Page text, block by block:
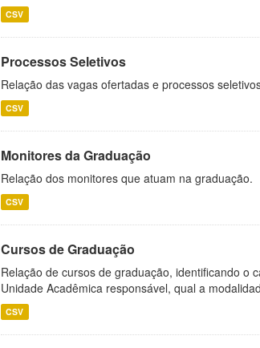
CSV
Processos Seletivos
Relação das vagas ofertadas e processos
CSV
Monitores da Graduação
Relação dos monitores que atuam na graduação.
CSV
Cursos de Graduação
Relação de cursos de graduação, identificando o
Unidade Acadêmica responsável, qual a
CSV